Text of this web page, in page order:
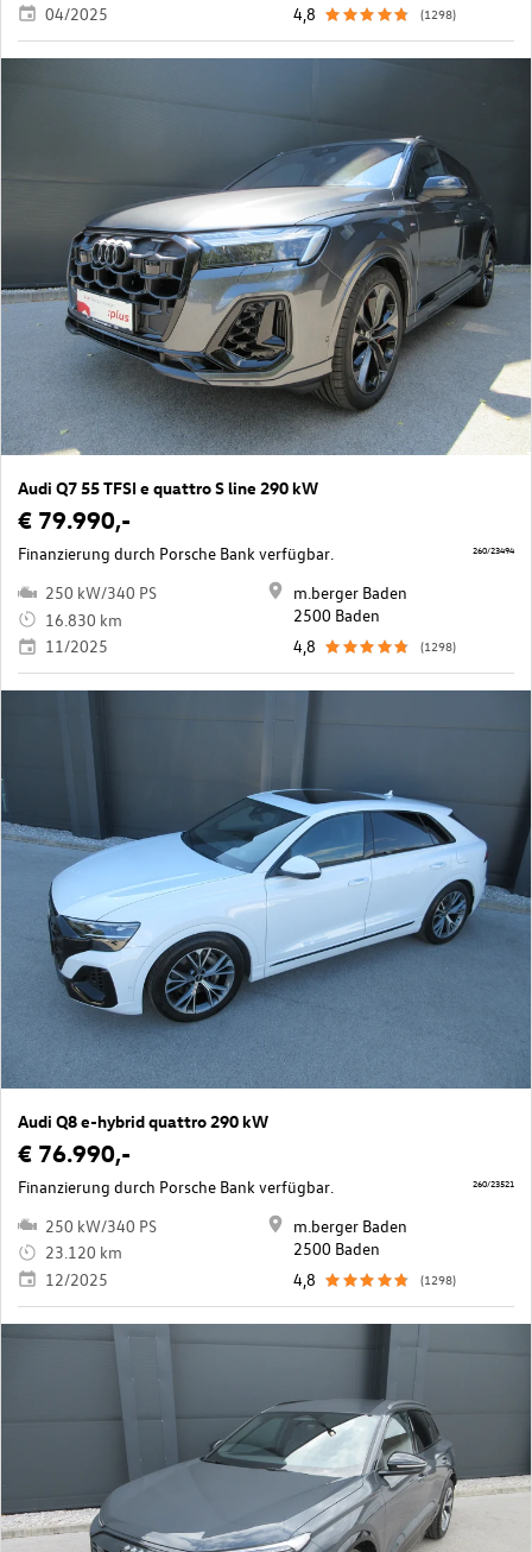
04/2025
4,8
(1298)
Audi Q7 55 TFSI e quattro S line 290 kW
€ 79.990,-
Finanzierung durch Porsche Bank verfügbar.
250 kW/340 PS
16.830 km
11/2025
m.berger Baden
2500 Baden
4,8
(1298)
260/23494
Audi Q8 e-hybrid quattro 290 kW
€ 76.990,-
Finanzierung durch Porsche Bank verfügbar.
250 kW/340 PS
23.120 km
12/2025
m.berger Baden
2500 Baden
4,8
(1298)
260/23521